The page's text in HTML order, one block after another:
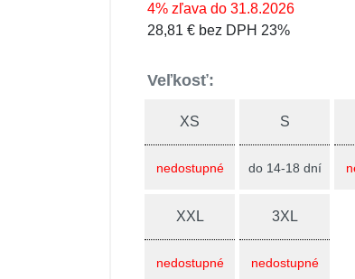
4% zľava do 31.8.2026
28,81 € bez DPH 23%
Veľkosť:
XS
nedostupné
S
do 14-18 dní
XXL
nedostupné
3XL
nedostupné